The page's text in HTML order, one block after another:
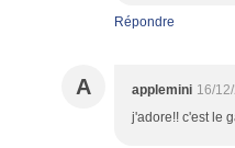
Répondre
A applemini 16/
j'adore!! c'est le